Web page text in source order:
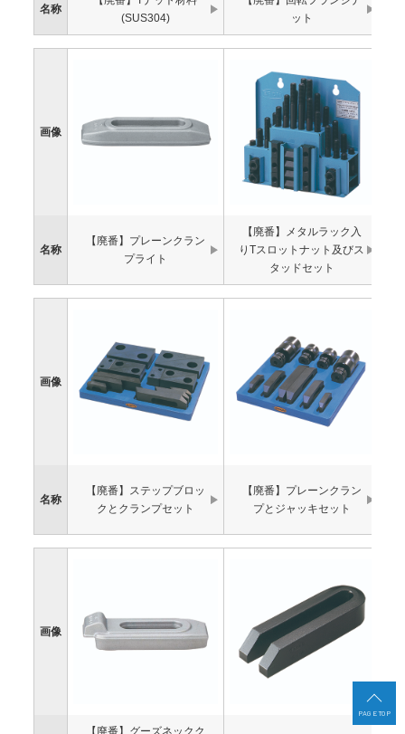
名称
(SUS304)
ット
画像
名称
【廃番】プレーンクラン
プライト
【廃番】メタルラック入
りTスロットナット及びス
タッドセット
画像
名称
【廃番】ステップブロッ
クとクランプセット
【廃番】プレーンクラン
プとジャッキセット
画像
【廃番】グーズネックク
PAGE TOP